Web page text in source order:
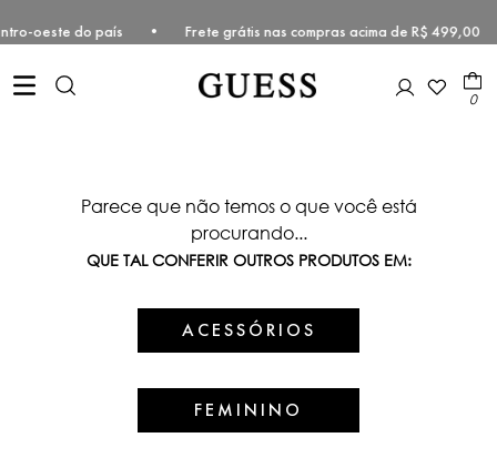
Centro-oeste do país • Frete grátis nas compras acima de R$
0
Parece que não temos o que você está
procurando...
QUE TAL CONFERIR OUTROS PRODUTOS EM:
ACESSÓRIOS
FEMININO